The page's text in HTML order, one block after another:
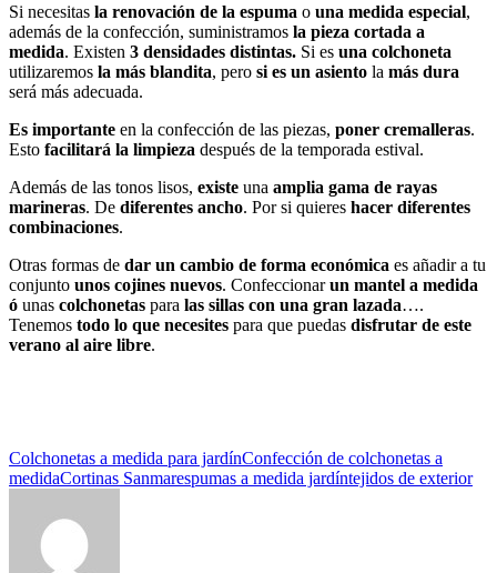
Si necesitas la renovación de la espuma o una medida especial,
además de la confección, suministramos la pieza cortada a
medida. Existen 3 densidades distintas. Si es una colchoneta
utilizaremos la más blandita, pero si es un asiento la más dura
será más adecuada.
Es importante en la confección de las piezas, poner cremalleras.
Esto facilitará la limpieza después de la temporada estival.
Además de las tonos lisos, existe una amplia gama de rayas
marineras. De diferentes ancho. Por si quieres hacer diferentes
combinaciones.
Otras formas de dar un cambio de forma económica es añadir a tu
conjunto unos cojines nuevos. Confeccionarun mantel a medida
ó unas colchonetas para las sillas con una gran lazada….
Tenemos todo lo que necesites para que puedas disfrutar de este
verano al aire libre.
Colchonetas a medida para jardínConfección de colchonetas a
medidaCortinas Sanmarespumas a medida jardíntejidos de exterior